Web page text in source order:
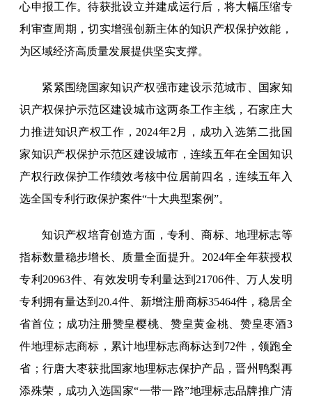
心申报工作。待获批设立并建成运行后，将大幅压缩专
利审查周期，切实增强创新主体的知识产权保护效能，
为区域经济高质量发展提供坚实支撑。
紧紧围绕国家知识产权强市建设示范城市、国家知
识产权保护示范区建设城市这两条工作主线，石家庄大
力推进知识产权工作，2024年2月，成功入选第二批国
家知识产权保护示范区建设城市，连续五年在全国知识
产权行政保护工作绩效考核中位居前四名，连续五年入
选全国专利行政保护案件“十大典型案例”。
知识产权培育创造方面，专利、商标、地理标志等
指标数量稳步增长、质量全面提升。2024年全年获授权
专利20963件、有效发明专利量达到21706件、万人发明
专利拥有量达到20.4件、新增注册商标35464件，稳居全
省首位；成功注册赞皇樱桃、赞皇黄金桃、赞皇枣酒3
件地理标志商标，累计地理标志商标达到72件，领跑全
省；行唐大枣获批国家地理标志保护产品，晋州鸭梨再
添殊荣，成功入选国家“一带一路”地理标志品牌推广清